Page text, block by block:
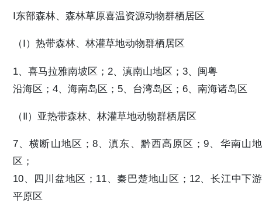
Ⅰ东部森林、森林草原喜温资源动物群栖居区
（Ⅰ）热带森林、林灌草地动物群栖居区
1、喜马拉雅南坡区；2、滇南山地区；3、闽粤
沿海区；4、海南岛区；5、台湾岛区；6、南海诸岛区
（Ⅱ）亚热带森林、林灌草地动物群栖居区
7、横断山地区；8、滇东、黔西高原区；9、华南山地
区；
10、四川盆地区；11、秦巴楚地山区；12、长江中下游
平原区